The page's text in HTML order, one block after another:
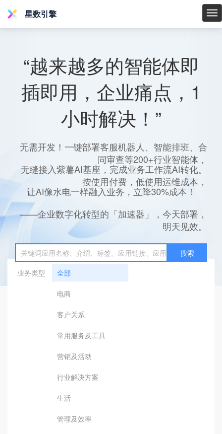
星
星数引擎
“越来越多的智能体即
插即用，企业痛点，1
小时解决！”
无需开发！一键部署客服机器人、智能排班、合
同审查等200+行业智能体，
无缝接入紫薯AI基座，完成业务工作流AI转化。
按使用付费，低使用运维成本，
让AI像水电一样融入业务，立降30%成本！
——企业数字化转型的「加速器」，今天部署，
明天见效。
搜索
业务类型
全部
电商
客户关系
常用服务及工具
营销及活动
行业解决方案
生活
管理及效率